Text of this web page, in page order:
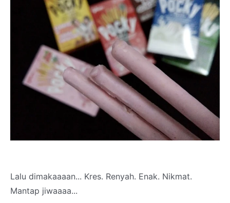
Lalu dimakaaaan... Kres. Renyah. Enak. Nikmat.
Mantap jiwaaaa...